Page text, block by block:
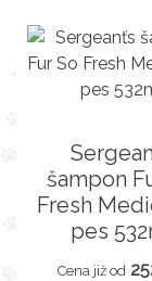
šampon
Fresh
pes
Cena již od